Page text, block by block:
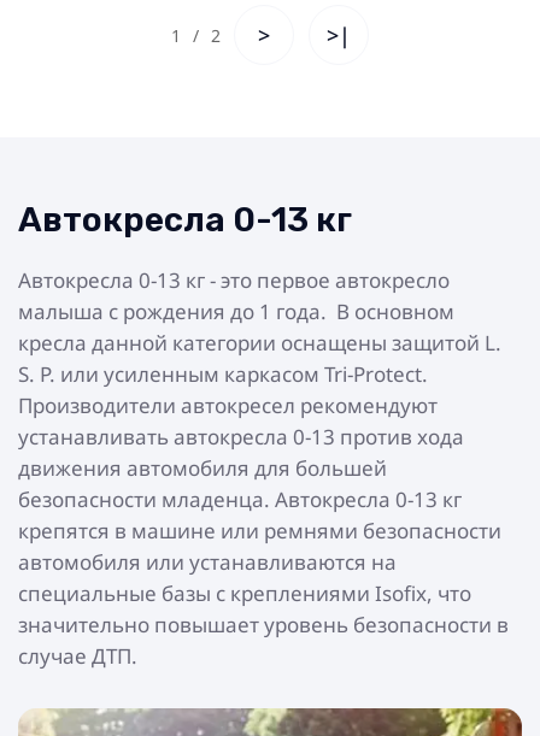
1 / 2 > >|
Автокресла 0-13 кг
Автокресла 0-13 кг - это первое автокресло
малыша с рождения до 1 года. В основном
кресла данной категории оснащены защитой L.
S. P. или усиленным каркасом Tri-Protect.
Производители автокресел рекомендуют
устанавливать автокресла 0-13 против хода
движения автомобиля для большей
безопасности младенца. Автокресла 0-13 кг
крепятся в машине или ремнями безопасности
автомобиля или устанавливаются на
специальные базы с креплениями Isofix, что
значительно повышает уровень безопасности в
случае ДТП.